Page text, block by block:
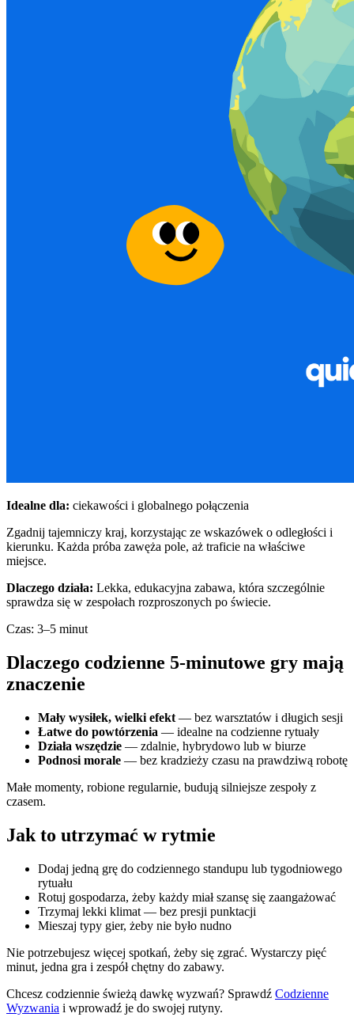
Idealne dla: ciekawości i globalnego połączenia
Zgadnij tajemniczy kraj, korzystając ze wskazówek o odległości i
kierunku. Każda próba zawęża pole, aż traficie na właściwe
miejsce.
Dlaczego działa: Lekka, edukacyjna zabawa, która szczególnie
sprawdza się w zespołach rozproszonych po świecie.
Czas: 3–5 minut
Dlaczego codzienne 5-minutowe gry mają
znaczenie
Mały wysiłek, wielki efekt — bez warsztatów i długich sesji
Łatwe do powtórzenia — idealne na codzienne rytuały
Działa wszędzie — zdalnie, hybrydowo lub w biurze
Podnosi morale — bez kradzieży czasu na prawdziwą robotę
Małe momenty, robione regularnie, budują silniejsze zespoły z
czasem.
Jak to utrzymać w rytmie
Dodaj jedną grę do codziennego standupu lub tygodniowego
rytuału
Rotuj gospodarza, żeby każdy miał szansę się zaangażować
Trzymaj lekki klimat — bez presji punktacji
Mieszaj typy gier, żeby nie było nudno
Nie potrzebujesz więcej spotkań, żeby się zgrać. Wystarczy pięć
minut, jedna gra i zespół chętny do zabawy.
Chcesz codziennie świeżą dawkę wyzwań? Sprawdź Codzienne
Wyzwania i wprowadź je do swojej rutyny.